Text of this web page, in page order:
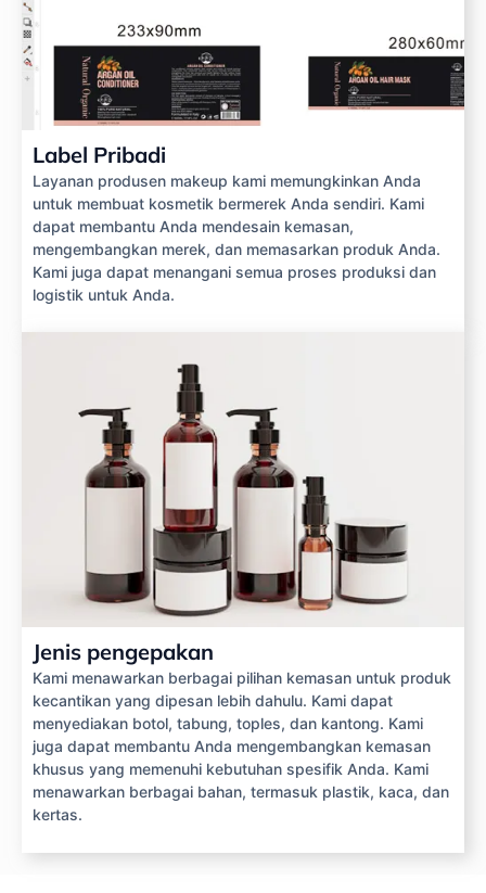
Label Pribadi
Layanan produsen makeup kami memungkinkan Anda
untuk membuat kosmetik bermerek Anda sendiri. Kami
dapat membantu Anda mendesain kemasan,
mengembangkan merek, dan memasarkan produk Anda.
Kami juga dapat menangani semua proses produksi dan
logistik untuk Anda.
Jenis pengepakan
Kami menawarkan berbagai pilihan kemasan untuk produk
kecantikan yang dipesan lebih dahulu. Kami dapat
menyediakan botol, tabung, toples, dan kantong. Kami
juga dapat membantu Anda mengembangkan kemasan
khusus yang memenuhi kebutuhan spesifik Anda. Kami
menawarkan berbagai bahan, termasuk plastik, kaca, dan
kertas.